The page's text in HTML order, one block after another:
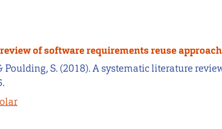
of software requirements reuse
Poulding, S. (2018). A systematic literature